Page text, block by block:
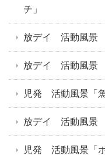
チ」
放デイ 活動風景
放デイ 活動風景
児発 活動風景「魚
放デイ 活動風景
児発 活動風景「